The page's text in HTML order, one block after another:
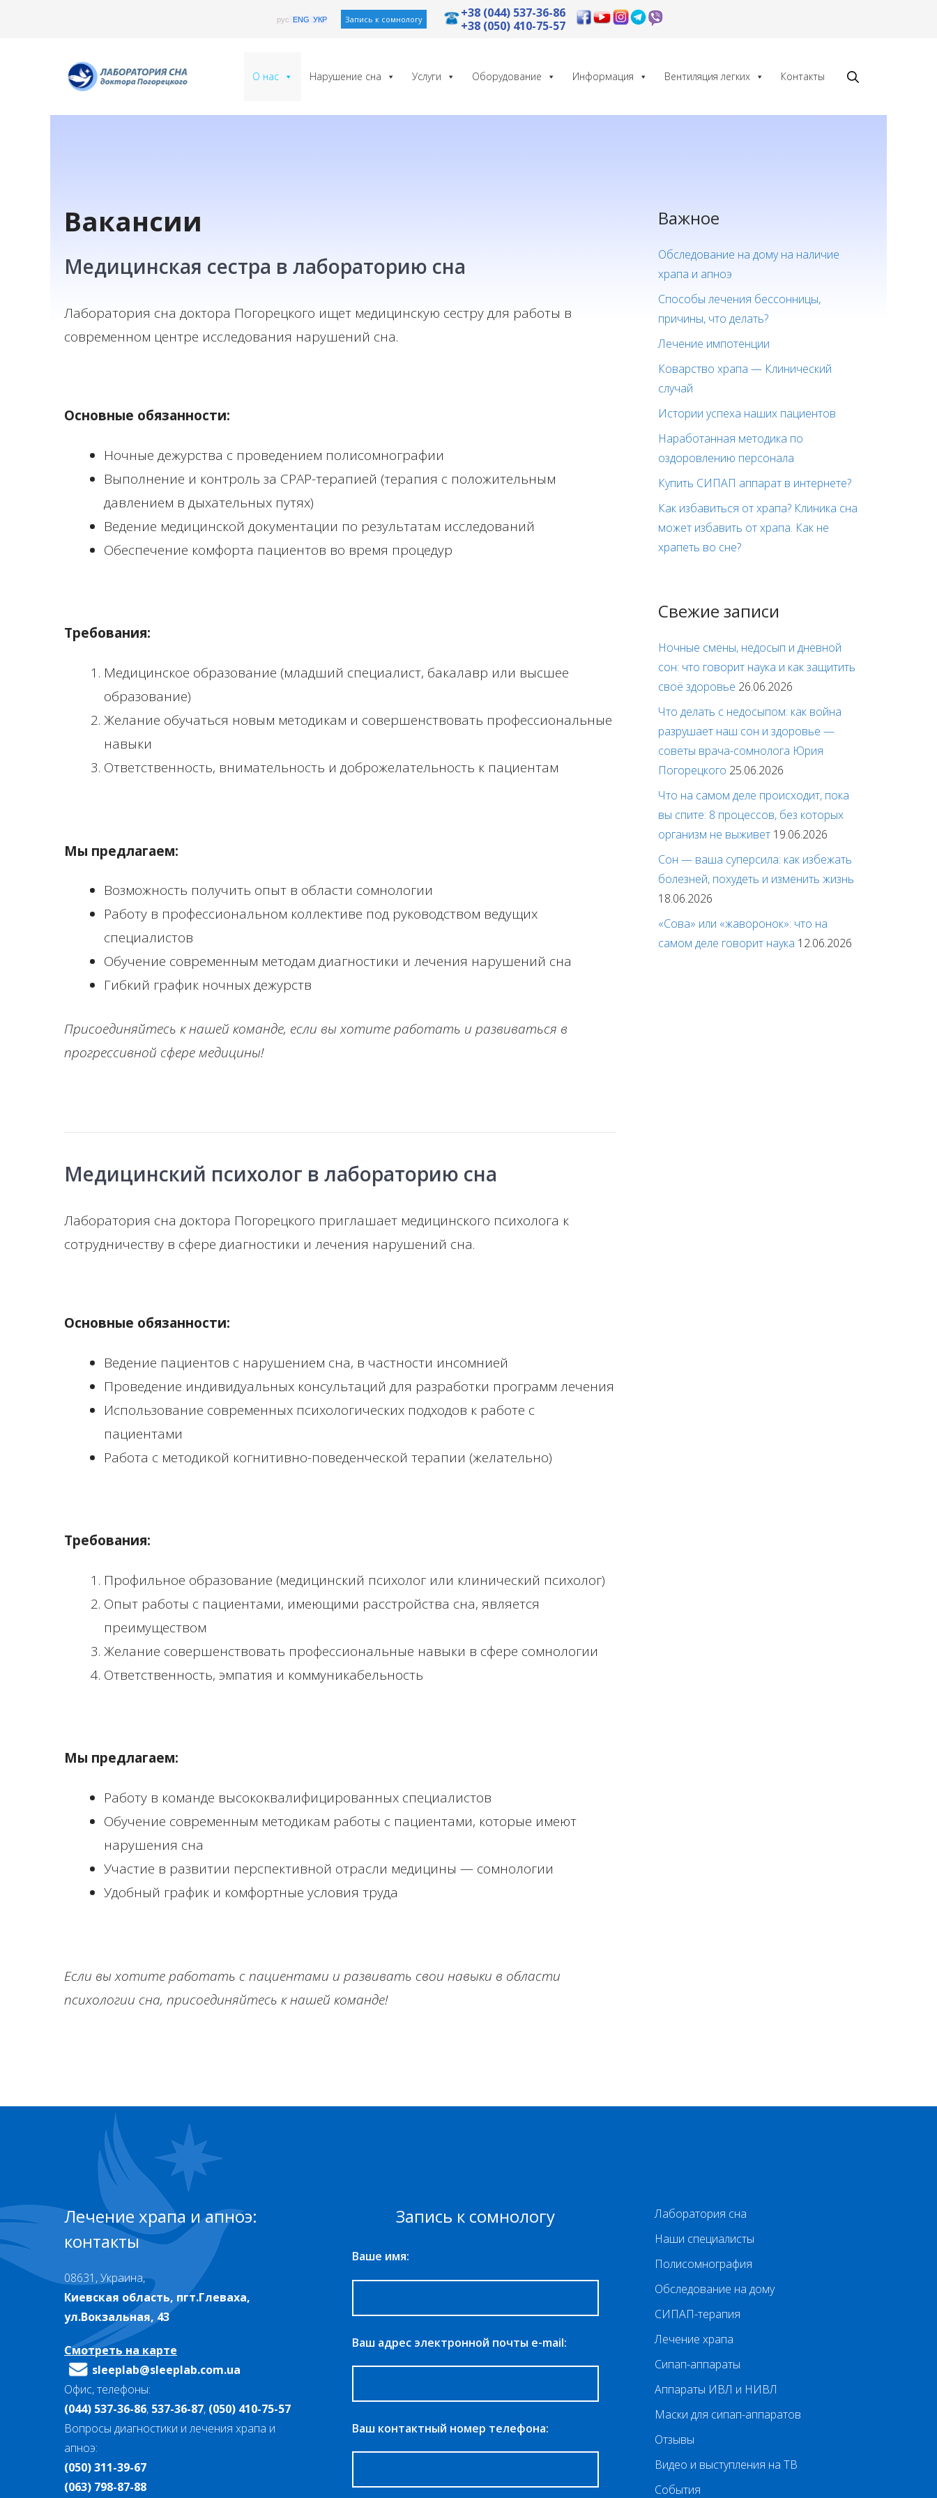
содержимому
рус ENG УКР Запись к сомнологу
+38 (044) 537-36-86
+38 (050) 410-75-57
О нас Нарушение сна Услуги Оборудование Информация Вентиляция легких Контакты
Вакансии
Медицинская сестра в лабораторию сна
Лаборатория сна доктора Погорецкого ищет медицинскую сестру для работы в
современном центре исследования нарушений сна.
Основные обязанности:
Ночные дежурства с проведением полисомнографии
Выполнение и контроль за СРАР-терапией (терапия с положительным
давлением в дыхательных путях)
Ведение медицинской документации по результатам исследований
Обеспечение комфорта пациентов во время процедур
Требования:
Медицинское образование (младший специалист, бакалавр или высшее
образование)
Желание обучаться новым методикам и совершенствовать профессиональные
навыки
Ответственность, внимательность и доброжелательность к пациентам
Мы предлагаем:
Возможность получить опыт в области сомнологии
Работу в профессиональном коллективе под руководством ведущих
специалистов
Обучение современным методам диагностики и лечения нарушений сна
Гибкий график ночных дежурств
Присоединяйтесь к нашей команде, если вы хотите работать и развиваться в
прогрессивной сфере медицины!
Медицинский психолог в лабораторию сна
Лаборатория сна доктора Погорецкого приглашает медицинского психолога к
сотрудничеству в сфере диагностики и лечения нарушений сна.
Основные обязанности:
Ведение пациентов с нарушением сна, в частности инсомнией
Проведение индивидуальных консультаций для разработки программ лечения
Использование современных психологических подходов к работе с
пациентами
Работа с методикой когнитивно-поведенческой терапии (желательно)
Требования:
Профильное образование (медицинский психолог или клинический психолог)
Опыт работы с пациентами, имеющими расстройства сна, является
преимуществом
Желание совершенствовать профессиональные навыки в сфере сомнологии
Ответственность, эмпатия и коммуникабельность
Мы предлагаем:
Работу в команде высококвалифицированных специалистов
Обучение современным методикам работы с пациентами, которые имеют
нарушения сна
Участие в развитии перспективной отрасли медицины — сомнологии
Удобный график и комфортные условия труда
Если вы хотите работать с пациентами и развивать свои навыки в области
психологии сна, присоединяйтесь к нашей команде!
Важное
Обследование на дому на наличие
храпа и апноэ
Способы лечения бессонницы,
причины, что делать?
Лечение импотенции
Коварство храпа — Клинический
случай
Истории успеха наших пациентов
Наработанная методика по
оздоровлению персонала
Купить СИПАП аппарат в интернете?
Как избавиться от храпа? Клиника сна
может избавить от храпа. Как не
храпеть во сне?
Свежие записи
Ночные смены, недосып и дневной
сон: что говорит наука и как защитить
своё здоровье 26.06.2026
Что делать с недосыпом: как война
разрушает наш сон и здоровье —
советы врача-сомнолога Юрия
Погорецкого 25.06.2026
Что на самом деле происходит, пока
вы спите: 8 процессов, без которых
организм не выживет 19.06.2026
Сон — ваша суперсила: как избежать
болезней, похудеть и изменить жизнь
18.06.2026
«Сова» или «жаворонок»: что на
самом деле говорит наука 12.06.2026
Лечение храпа и апноэ:
контакты
08631, Украина,
Киевская область, пгт.Глеваха,
ул.Вокзальная, 43
Смотреть на карте
sleeplab@sleeplab.com.ua
Офис, телефоны:
(044) 537-36-86, 537-36-87, (050) 410-75-57
Вопросы диагностики и лечения храпа и
апноэ:
(050) 311-39-67
(063) 798-87-88
Запись к сомнологу
Ваше имя:
Ваш адрес электронной почты e-mail:
Ваш контактный номер телефона:
Лаборатория сна
Наши специалисты
Полисомнография
Обследование на дому
СИПАП-терапия
Лечение храпа
Сипап-аппараты
Аппараты ИВЛ и НИВЛ
Маски для сипап-аппаратов
Отзывы
Видео и выступления на ТВ
События